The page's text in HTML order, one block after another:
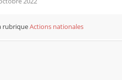
rubriqueActions nationales